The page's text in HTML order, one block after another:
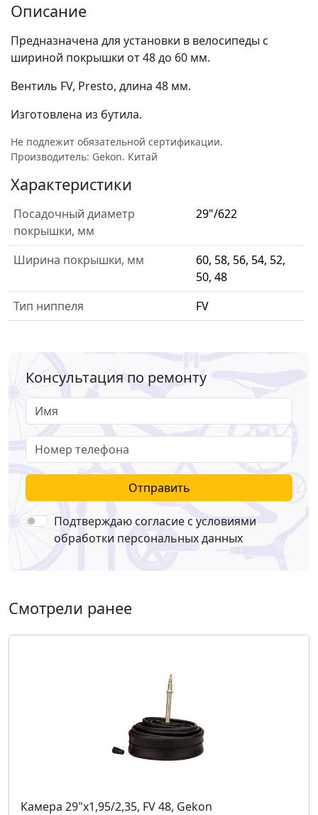
Описание
Предназначена для установки в велосипеды с
шириной покрышки от 48 до 60 мм.
Вентиль FV, Presto, длина 48 мм.
Изготовлена из бутила.
Не подлежит обязательной сертификации.
Производитель: Gekon. Китай
Характеристики
Посадочный диаметр
покрышки, мм
29"/622
Ширина покрышки, мм
60, 58, 56, 54, 52,
50, 48
Тип ниппеля
FV
Консультация по ремонту
Имя
Номер телефона
Отправить
Подтверждаю согласие с условиями
обработки персональных данных
Смотрели ранее
Камера 29"x1,95/2,35, FV 48, Gekon